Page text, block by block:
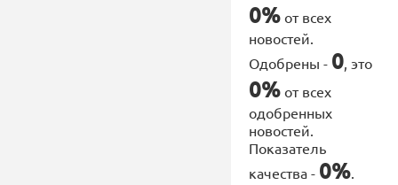
0% от всех
новостей.
Одобрены - 0, это
0% от всех
одобренных
новостей.
Показатель
качества - 0%.